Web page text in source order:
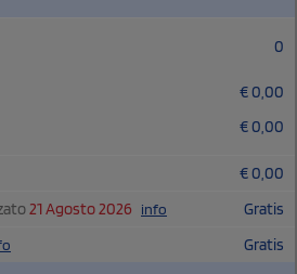
0
€0,00
€0,00
€0,00
21 Agosto 2026 info
Gratis
Gratis